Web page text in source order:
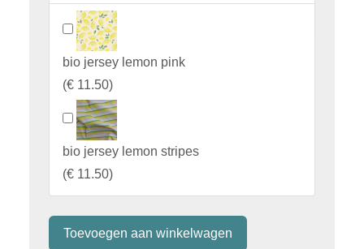
bio jersey lemon pink
(€ 11.50)
bio jersey lemon stripes
(€ 11.50)